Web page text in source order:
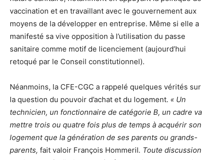
vaccination et en travaillant avec le gouvernement aux
moyens de la développer en entreprise. Même si elle a
manifesté sa vive opposition à l’utilisation du passe
sanitaire comme motif de licenciement (aujourd’hui
retoqué par le Conseil constitutionnel).
Néanmoins, la CFE-CGC a rappelé quelques vérités sur
la question du pouvoir d’achat et du logement. « Un
technicien, un fonctionnaire de catégorie B, un cadre va
mettre trois ou quatre fois plus de temps à acquérir son
logement que la génération de ses parents ou grands-
parents, fait valoir François Hommeril. Toute discussion